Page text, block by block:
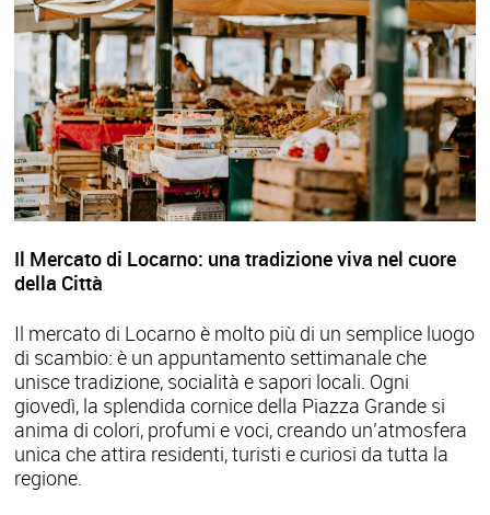
Il Mercato di Locarno: una tradizione viva nel cuore
della Città
Il mercato di Locarno è molto più di un semplice luogo
di scambio: è un appuntamento settimanale che
unisce tradizione, socialità e sapori locali. Ogni
giovedì, la splendida cornice della Piazza Grande si
anima di colori, profumi e voci, creando un’atmosfera
unica che attira residenti, turisti e curiosi da tutta la
regione.